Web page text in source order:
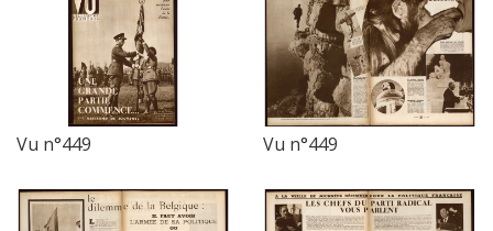
Vu n°449 Vu n°449